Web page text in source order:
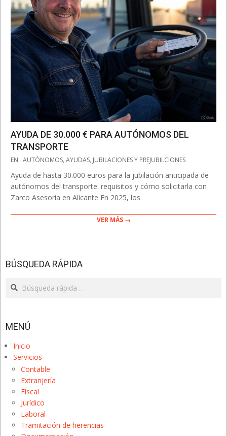
AYUDA DE 30.000 € PARA AUTÓNOMOS DEL
TRANSPORTE
2025-
12
EN: AUTÓNOMOS, AYUDAS, JUBILACIONES Y PREJUBILCIONES
Ayuda de hasta 30.000 euros para la jubilación anticipada de
autónomos del transporte: requisitos y cómo solicitarla con
Zarco Asesoría en Alicante En 2025, los
VER MÁS →
BÚSQUEDA RÁPIDA
Search
MENÚ
Inicio
Servicios
Contable
Extranjería
Fiscal
Jurídico
Laboral
Tramitación de herencias